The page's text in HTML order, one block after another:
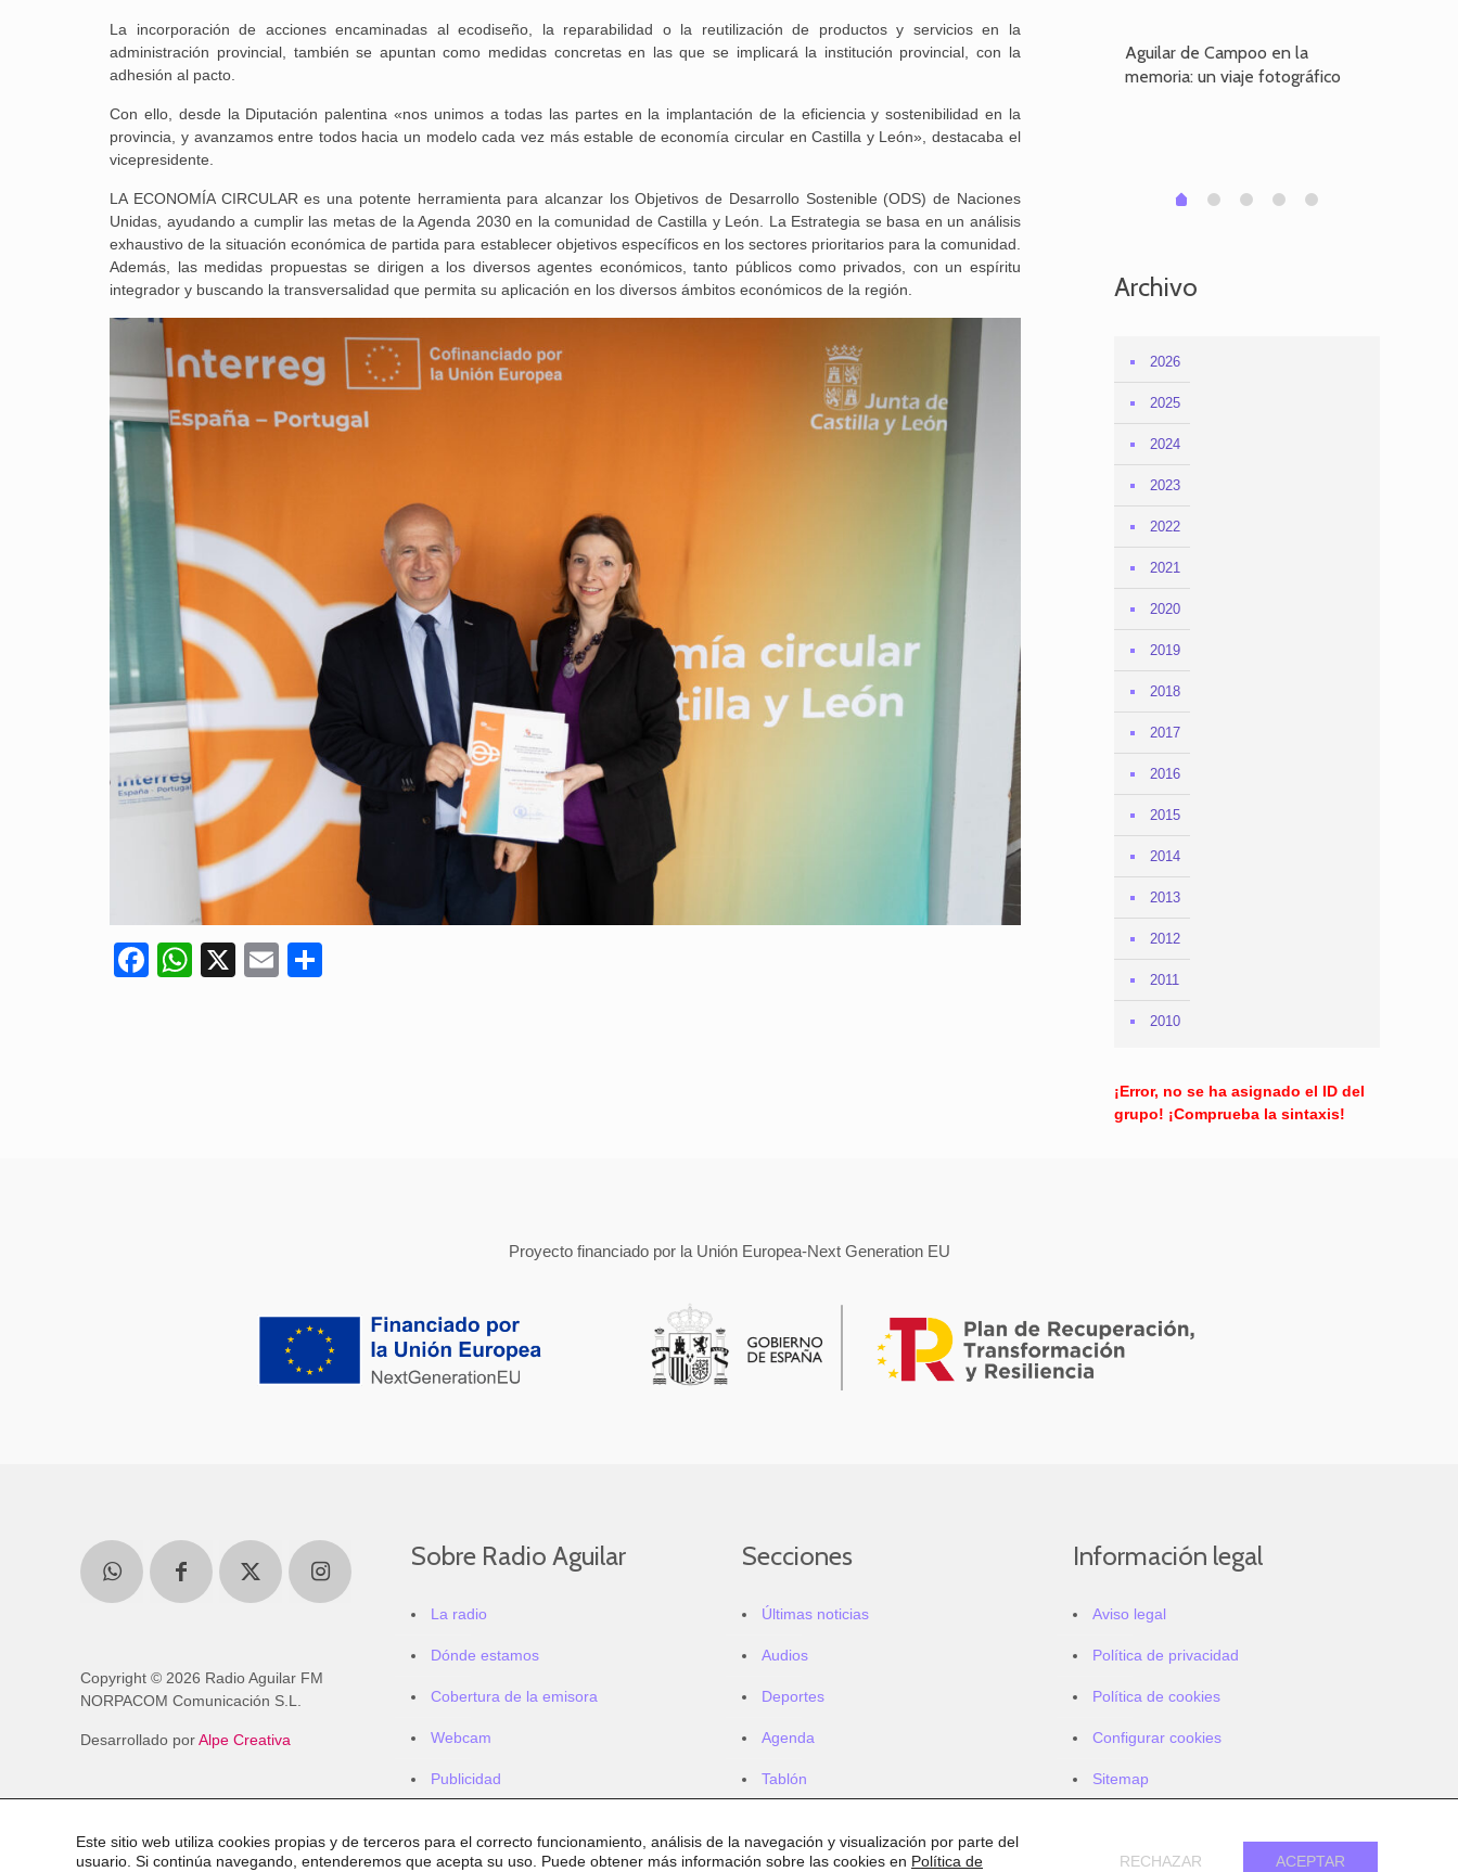
La incorporación de acciones encaminadas al ecodiseño, la reparabilidad o la reutilización de productos y servicios en la
administración provincial, también se apuntan como medidas concretas en las que se implicará la institución provincial, con la
adhesión al pacto.
Con ello, desde la Diputación palentina «nos unimos a todas las partes en la implantación de la eficiencia y sostenibilidad en la
provincia, y avanzamos entre todos hacia un modelo cada vez más estable de economía circular en Castilla y León», destacaba el
vicepresidente.
LA ECONOMÍA CIRCULAR es una potente herramienta para alcanzar los Objetivos de Desarrollo Sostenible (ODS) de Naciones
Unidas, ayudando a cumplir las metas de la Agenda 2030 en la comunidad de Castilla y León. La Estrategia se basa en un análisis
exhaustivo de la situación económica de partida para establecer objetivos específicos en los sectores prioritarios para la comunidad.
Además, las medidas propuestas se dirigen a los diversos agentes económicos, tanto públicos como privados, con un espíritu
integrador y buscando la transversalidad que permita su aplicación en los diversos ámbitos económicos de la región.
Facebook
WhatsApp
X Email
Aguilar de Campoo en la
Aguilar de Campoo en la
memoria: un viaje fotográfico
0 1 2 3 4
Archivo
2026
2025
2024
2023
2022
2021
2020
2019
2018
2017
2016
2015
2014
2013
2012
2011
2010
¡Error, no se ha asignado el ID del
grupo! ¡Comprueba la sintaxis!
Proyecto financiado por la Unión Europea-Next Generation EU
Copyright © 2026 Radio Aguilar FM
NORPACOM Comunicación S.L.
Desarrollado porAlpe Creativa
Sobre Radio Aguilar
La radio
Dónde estamos
Cobertura de la emisora
Webcam
Publicidad
Secciones
Últimas noticias
Audios
Deportes
Agenda
Tablón
Información legal
Aviso legal
Política de privacidad
Política de cookies
Configurar cookies
Sitemap
Este sitio web utiliza cookies propias y de terceros para el correcto funcionamiento, análisis de la navegación y visualización por parte del
usuario. Si continúa navegando, entenderemos que acepta su uso. Puede obtener más información sobre las cookies en Política de ACEPTAR
RECHAZAR